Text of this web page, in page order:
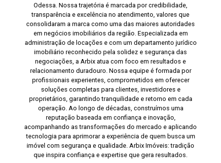
Odessa. Nossa trajetória é marcada por credibilidade,
transparência e excelência no atendimento, valores que
consolidaram a marca como uma das maiores autoridades
em negócios imobiliários da região. Especializada em
administração de locações e com um departamento jurídico
imobiliário reconhecido pela solidez e segurança das
negociações, a Arbix atua com foco em resultados e
relacionamento duradouro. Nossa equipe é formada por
profissionais experientes, comprometidos em oferecer
soluções completas para clientes, investidores e
proprietários, garantindo tranquilidade e retorno em cada
operação. Ao longo de décadas, construímos uma
reputação baseada em confiança e inovação,
acompanhando as transformações do mercado e aplicando
tecnologia para aprimorar a experiência de quem busca um
imóvel com segurança e qualidade. Arbix Imóveis: tradição
que inspira confiança e expertise que gera resultados.